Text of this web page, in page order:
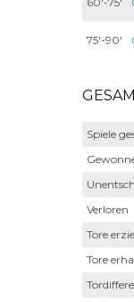
75'-90'
Spiele
Verloren
Tore
Tore